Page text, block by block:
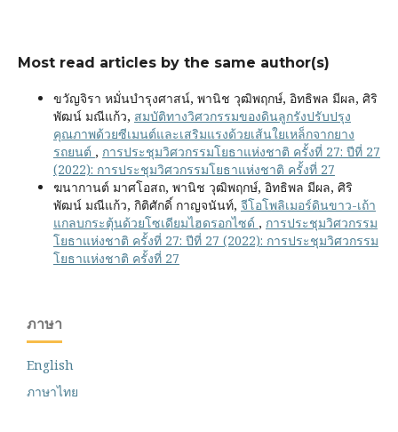
Most read articles by the same author(s)
ขวัญจิรา หมั่นบำรุงศาสน์, พานิช วุฒิพฤกษ์, อิทธิพล มีผล, ศิริ
พัฒน์ มณีแก้ว, สมบัติทางวิศวกรรมของดินลูกรังปรับปรุง
คุณภาพด้วยซีเมนต์และเสริมแรงด้วยเส้นใยเหล็กจากยาง
รถยนต์ , การประชุมวิศวกรรมโยธาแห่งชาติ ครั้งที่ 27: ปีที่ 27
(2022): การประชุมวิศวกรรมโยธาแห่งชาติ ครั้งที่ 27
ฆนากานต์ มาศโอสถ, พานิช วุฒิพฤกษ์, อิทธิพล มีผล, ศิริ
พัฒน์ มณีแก้ว, กิติศักดิ์ กาญจนันท์, จีโอโพลิเมอร์ดินขาว-เถ้า
แกลบกระตุ้นด้วยโซเดียมไฮดรอกไซด์ , การประชุมวิศวกรรม
โยธาแห่งชาติ ครั้งที่ 27: ปีที่ 27 (2022): การประชุมวิศวกรรม
โยธาแห่งชาติ ครั้งที่ 27
ภาษา
English
ภาษาไทย